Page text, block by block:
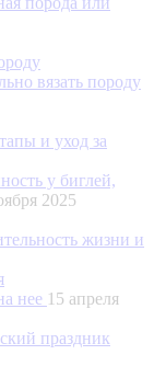
вязать породу
у биглей,
2025
нее 15 апреля